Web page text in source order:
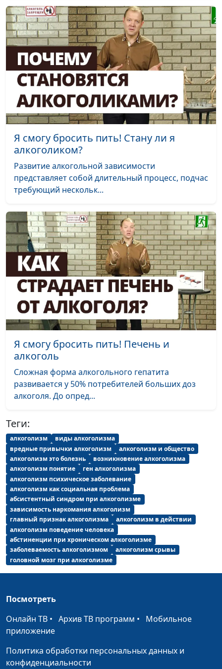
Я смогу бросить пить! Стану ли я
алкоголиком?
Развитие алкогольной зависимости
представляет собой длительный процесс, подчас
требующий нескольк...
Я смогу бросить пить! Печень и
алкоголь
Сложная форма алкогольного гепатита
развивается у 50% потребителей больших доз
алкоголя. До опред...
Теги:
алкоголизм
виды алкоголизма
вредные привычки алкоголизм
алкоголизм и общество
алкоголизм это болезнь
возникновение алкоголизма
алкоголизм понятие
ген алкоголизма
алкоголизм психическое заболевание
алкоголизм как социальная проблема
абсистентный синдром при алкоголизме
зависимость наркомания алкоголизм
главный признак алкоголизма
алкоголизм в действии
алкоголизм поведение человека
абстиненции при хроническом алкоголизме
заболеваемость алкоголизмом
алкоголизм срывы
головной мозг при алкоголизме
Посмотреть
Онлайн ТВ • Архив ТВ программ • Мобильное
приложение
Политика обработки персональных данных и
конфиденциальности